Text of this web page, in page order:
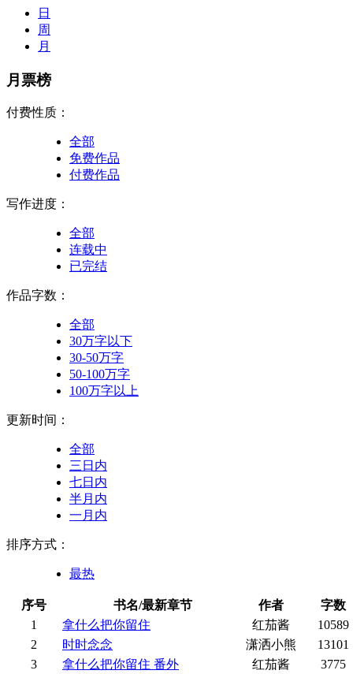
日
周
月
月票榜
付费性质：
全部
免费作品
付费作品
写作进度：
全部
连载中
已完结
作品字数：
全部
30万字以下
30-50万字
50-100万字
100万字以上
更新时间：
全部
三日内
七日内
半月内
一月内
排序方式：
最热
序号 书名/最新章节 作者
字数
1
拿什么把你留住 红茄酱
10589
2
时时念念 潇洒小熊
13101
3
拿什么把你留住 番外 红茄酱 3775